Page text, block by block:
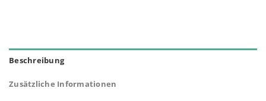
Beschreibung
Zusätzliche Informationen